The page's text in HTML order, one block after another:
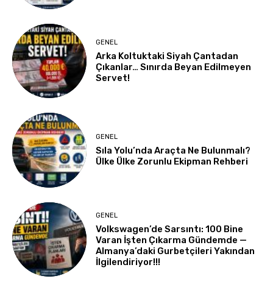
GENEL
Arka Koltuktaki Siyah Çantadan
Çıkanlar… Sınırda Beyan Edilmeyen
Servet!
GENEL
Sıla Yolu’nda Araçta Ne Bulunmalı?
Ülke Ülke Zorunlu Ekipman Rehberi
GENEL
Volkswagen’de Sarsıntı: 100 Bine
Varan İşten Çıkarma Gündemde —
Almanya’daki Gurbetçileri Yakından
İlgilendiriyor!!!